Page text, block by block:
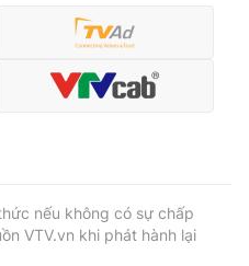
nếu không có sự chấp
VTV.vn khi phát hành lại